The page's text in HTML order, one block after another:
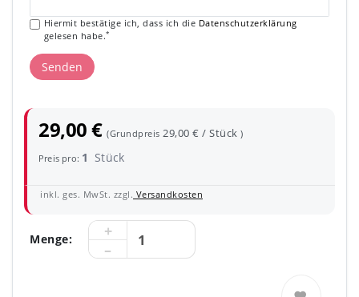
Hiermit bestätige ich, dass ich die Daten­schutz­erklärung
gelesen habe.*
Senden
29,00 €(Grundpreis 29,00 € / Stück)
Preis pro: 1 Stück
inkl. ges. MwSt. zzgl. Versandkosten
Menge: